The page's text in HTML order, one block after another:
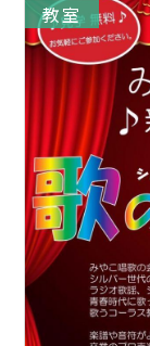
教室